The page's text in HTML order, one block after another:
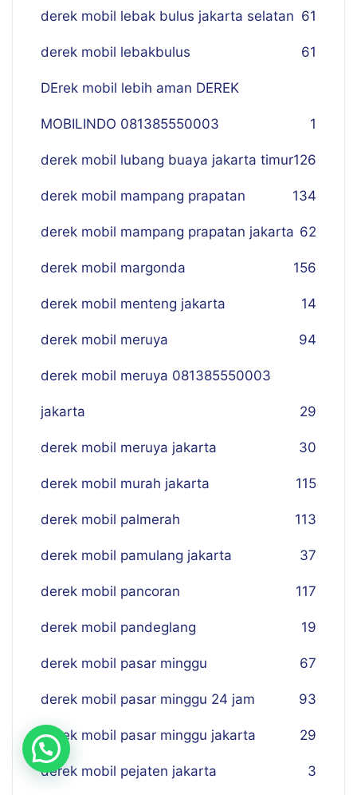
derek mobil lebak bulus jakarta selatan 61
derek mobil lebakbulus 61
DErek mobil lebih aman DEREK
MOBILINDO 081385550003 1
derek mobil lubang buaya jakarta timur126
derek mobil mampang prapatan 134
derek mobil mampang prapatan jakarta 62
derek mobil margonda 156
derek mobil menteng jakarta 14
derek mobil meruya 94
derek mobil meruya 081385550003
jakarta 29
derek mobil meruya jakarta 30
derek mobil murah jakarta 115
derek mobil palmerah 113
derek mobil pamulang jakarta 37
derek mobil pancoran 117
derek mobil pandeglang 19
derek mobil pasar minggu 67
derek mobil pasar minggu 24 jam 93
derek mobil pasar minggu jakarta 29
derek mobil pejaten jakarta 3